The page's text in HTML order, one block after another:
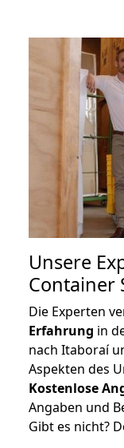
Unsere
Container
Die Experten
Erfahrung in
nach Itaboraí
Aspekten des
Kostenlose
Angaben und
Gibt es nicht?